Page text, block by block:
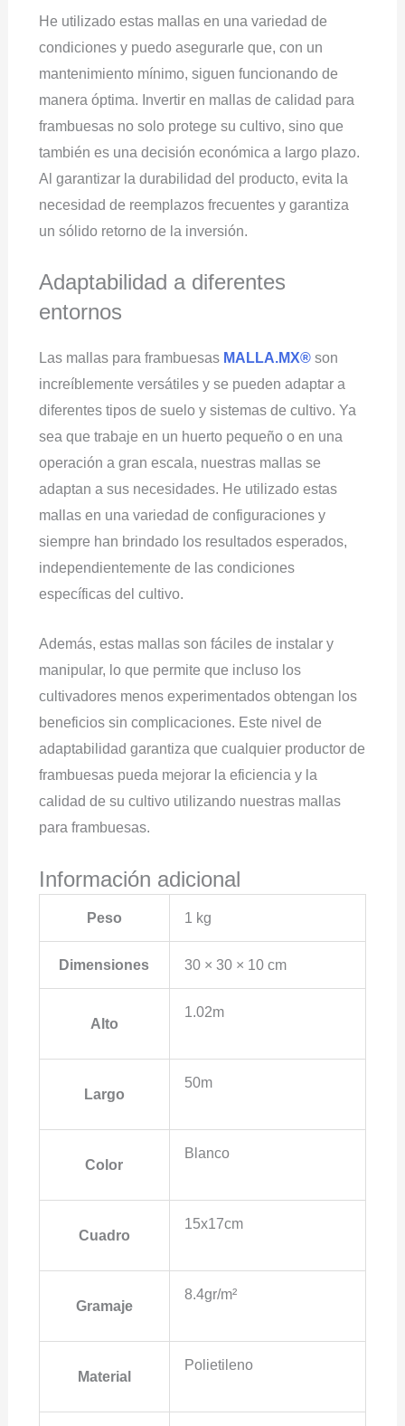
He utilizado estas mallas en una variedad de
condiciones y puedo asegurarle que, con un
mantenimiento mínimo, siguen funcionando de
manera óptima. Invertir en mallas de calidad para
frambuesas no solo protege su cultivo, sino que
también es una decisión económica a largo plazo.
Al garantizar la durabilidad del producto, evita la
necesidad de reemplazos frecuentes y garantiza
un sólido retorno de la inversión.
Adaptabilidad a diferentes
entornos
Las mallas para frambuesas MALLA.MX®son
increíblemente versátiles y se pueden adaptar a
diferentes tipos de suelo y sistemas de cultivo. Ya
sea que trabaje en un huerto pequeño o en una
operación a gran escala, nuestras mallas se
adaptan a sus necesidades. He utilizado estas
mallas en una variedad de configuraciones y
siempre han brindado los resultados esperados,
independientemente de las condiciones
específicas del cultivo.
Además, estas mallas son fáciles de instalar y
manipular, lo que permite que incluso los
cultivadores menos experimentados obtengan los
beneficios sin complicaciones. Este nivel de
adaptabilidad garantiza que cualquier productor de
frambuesas pueda mejorar la eficiencia y la
calidad de su cultivo utilizando nuestras mallas
para frambuesas.
Información adicional
Peso 1 kg
Dimensiones 30 × 30 × 10 cm
Alto
1.02m
Largo
50m
Color
Blanco
Cuadro
15x17cm
Gramaje
8.4gr/m²
Material
Polietileno